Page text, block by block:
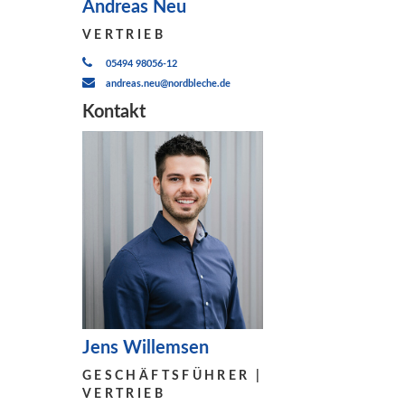
Andreas Neu
VERTRIEB
05494 98056-12
andreas.neu@nordbleche.de
Kontakt
Jens Willemsen
GESCHÄFTSFÜHRER |
VERTRIEB